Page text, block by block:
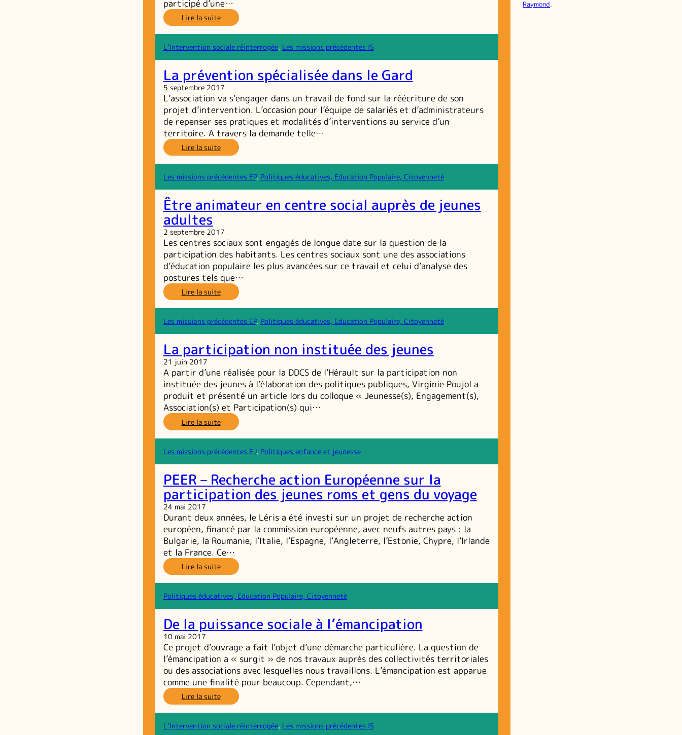
participé d’une…
Lire la suite:
L’impact
du
passage
Association
sur
trajectoires
des
jeunes
L’Intervention sociale réinterrogée, Les missions précédentes IS
La prévention spécialisée dans le Gard
5 septembre 2017
L’association va s’engager dans un travail de fond sur la réécriture de son
projet d’intervention. L’occasion pour l’équipe de salariés et d’administrateurs
de repenser ses pratiques et modalités d’interventions au service d’un
territoire. A travers la demande telle…
Lire la suite:
La
prévention
spécialisée
Gard
Les missions précédentes EP, Politiques éducatives, Education Populaire, Citoyenneté
Être animateur en centre social auprès de jeunes
adultes
2 septembre 2017
Les centres sociaux sont engagés de longue date sur la question de la
participation des habitants. Les centres sociaux sont une des associations
d’éducation populaire les plus avancées sur ce travail et celui d’analyse des
postures tels que…
Lire la suite:
Être
animateur
en
auprès
de
jeunes
adultes
Les missions précédentes EP, Politiques éducatives, Education Populaire, Citoyenneté
La participation non instituée des jeunes
21 juin 2017
A partir d’une réalisée pour la DDCS de l’Hérault sur la participation non
instituée des jeunes à l’élaboration des politiques publiques, Virginie Poujol a
produit et présenté un article lors du colloque « Jeunesse(s), Engagement(s),
Association(s) et Participation(s) qui…
Lire la suite:
La
participation
non
jeunes
Les missions précédentes EJ, Politiques enfance et jeunesse
PEER – Recherche action Européenne sur la
participation des jeunes roms et gens du voyage
24 mai 2017
Durant deux années, le Léris a été investi sur un projet de recherche action
européen, financé par la commission européenne, avec neufs autres pays : la
Bulgarie, la Roumanie, l’Italie, l’Espagne, l’Angleterre, l’Estonie, Chypre, l’Irlande
et la France. Ce…
Lire la suite:
PEER
–
Recherche
sur
la
participation
des
jeunes
roms
et
gens
du
Politiques éducatives, Education Populaire, Citoyenneté
De la puissance sociale à l’émancipation
10 mai 2017
Ce projet d’ouvrage a fait l’objet d’une démarche particulière. La question de
l’émancipation a « surgit » de nos travaux auprès des collectivités territoriales
ou des associations avec lesquelles nous travaillons. L’émancipation est apparue
comme une finalité pour beaucoup. Cependant,…
Lire la suite:
De
la
puissance
L’Intervention sociale réinterrogée, Les missions précédentes IS
Raymond.